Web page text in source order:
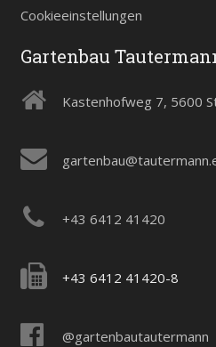
Cookieeinstellungen
Gartenbau
Kastenhofweg 7, 5600
+43 6412 41420
+43 6412 41420-8
@gartenbautautermann